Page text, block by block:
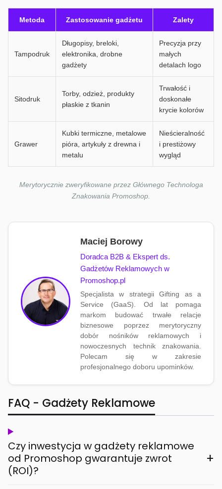
Metoda Zastosowanie gadżetu Zalety
Tampodruk
Długopisy, breloki,
elektronika, drobne
gadżety
Precyzja przy
małych
detalach logo
Sitodruk
Torby, odzież, produkty
płaskie z tkanin
Trwałość i
doskonałe
krycie kolorów
Grawer
Kubki termiczne, metalowe
pióra, artykuły z drewna i
metalu
Nieścieralność
i prestiżowy
wygląd
Merytorycznie zweryfikowane przez Głównego Technologa
Znakowania Promoshop.
Maciej Borowy
Doradca B2B & Ekspert ds.
Gadżetów Reklamowych w
Promoshop.pl
Specjalista w strategii Gifting as a
Service (GaaS). Od lat pomaga
markom budować trwałe relacje
biznesowe poprzez merytoryczny
dobór nośników reklamowych i
nowoczesnych technik znakowania.
Polecam się w zakresie
profesjonalnego doboru upominków.
FAQ - Gadżety Reklamowe
Czy inwestycja w gadżety reklamowe
od Promoshop gwarantuje zwrot
(ROI)?
+